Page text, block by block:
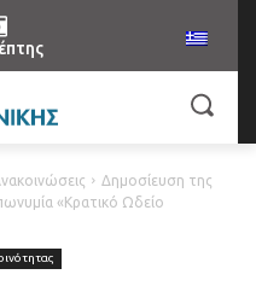
Δημοσίευση της
«Κρατικό Ωδείο